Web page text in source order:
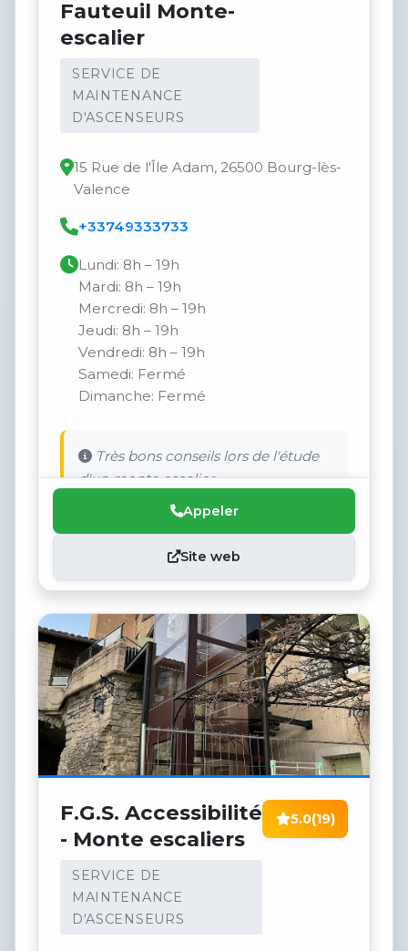
Fauteuil Monte-
escalier
SERVICE DE
MAINTENANCE
D'ASCENSEURS
15 Rue de l'Île Adam, 26500 Bourg-lès-
Valence
+33749333733
Lundi: 8h – 19h
Mardi: 8h – 19h
Mercredi: 8h – 19h
Jeudi: 8h – 19h
Vendredi: 8h – 19h
Samedi: Fermé
Dimanche: Fermé
Très bons conseils lors de l'étude
d'un monte escalier.
Appeler
Site web
F.G.S. Accessibilité
- Monte escaliers
SERVICE DE
MAINTENANCE
D'ASCENSEURS
5.0(19)